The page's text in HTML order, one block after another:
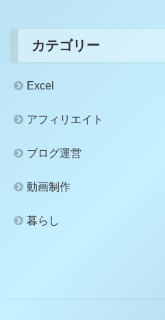
カテゴリー
Excel
アフィリエイト
ブログ運営
動画制作
暮らし